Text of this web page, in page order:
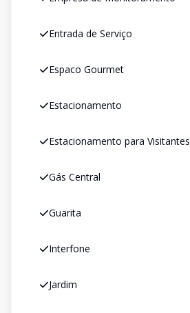
Entrada de Serviço
Espaco Gourmet
Estacionamento
Estacionamento para Visitantes
Gás Central
Guarita
Interfone
Jardim